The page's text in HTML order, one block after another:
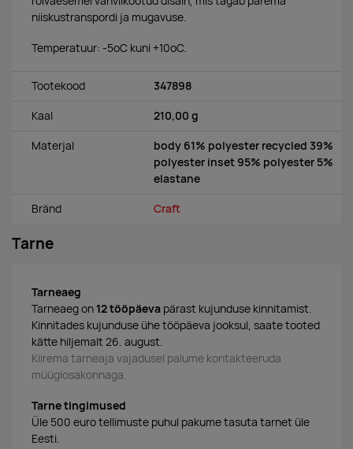
niiskustranspordi ja mugavuse.
Temperatuur: -5ºC kuni +10ºC.
Tootekood 347898
Kaal 210,00 g
Materjal
body 61% polyester recycled 39%
polyester inset 95% polyester 5%
elastane
Bränd Craft
Tarne
Tarneaeg
Tarneaeg on 12 tööpäeva pärast kujunduse kinnitamist.
Kinnitades kujunduse ühe tööpäeva jooksul, saate tooted
kätte hiljemalt 26. august.
Kiirema tarneaja vajadusel palume kontakteeruda
müügiosakonnaga.
Tarne tingimused
Üle 500 euro tellimuste puhul pakume tasuta tarnet üle
Eesti.